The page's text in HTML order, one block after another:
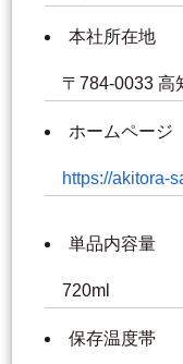
本社所在地
〒784-0033 高
ホームページ
https://akitora-
単品内容量
720ml
保存温度帯